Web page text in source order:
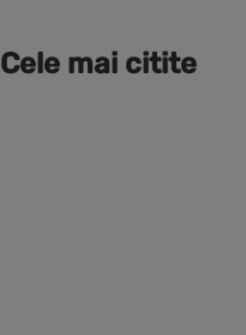
Cele mai citite